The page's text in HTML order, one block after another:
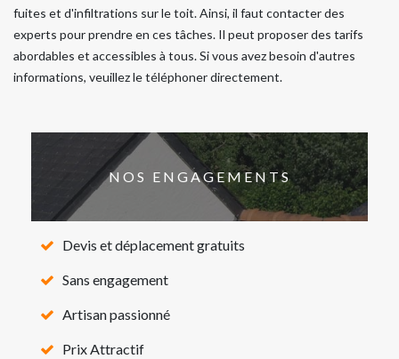
fuites et d'infiltrations sur le toit. Ainsi, il faut contacter des
experts pour prendre en ces tâches. Il peut proposer des tarifs
abordables et accessibles à tous. Si vous avez besoin d'autres
informations, veuillez le téléphoner directement.
NOS ENGAGEMENTS
Devis et déplacement gratuits
Sans engagement
Artisan passionné
Prix Attractif